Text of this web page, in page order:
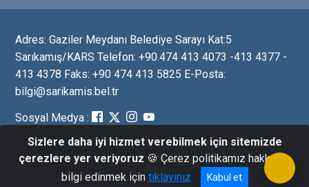
Adres: Gaziler Meydanı Belediye Sarayı Kat:5
Sarıkamış/KARS Telefon: +90.474 413 4073 -413 4377 -
413 4378 Faks: +90 474 413 5825 E-Posta:
bilgi@sarikamis.bel.tr
Sosyal Medya :
© 2022 SARIKAMIŞ BELEDİYESİ
Sizlere daha iyi hizmet verebilmek için sitemizde
çerezlere yer veriyoruz 🍪 Çerez politikamız hakkında
bilgi edinmek için tıklayınız Kabul et